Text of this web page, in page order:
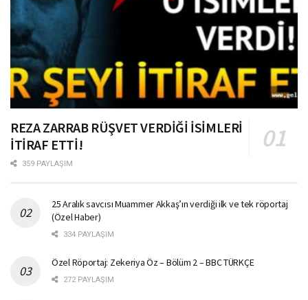
REZA ZARRAB RÜŞVET VERDİĞİ İSİMLERİ
İTİRAF ETTİ!
359 PAYLAŞIM
25 Aralık savcısı Muammer Akkaş’ın verdiği ilk ve tek röportaj
(Özel Haber)
334 PAYLAŞIM
Özel Röportaj: Zekeriya Öz – Bölüm 2 – BBC TÜRKÇE
272 PAYLAŞIM